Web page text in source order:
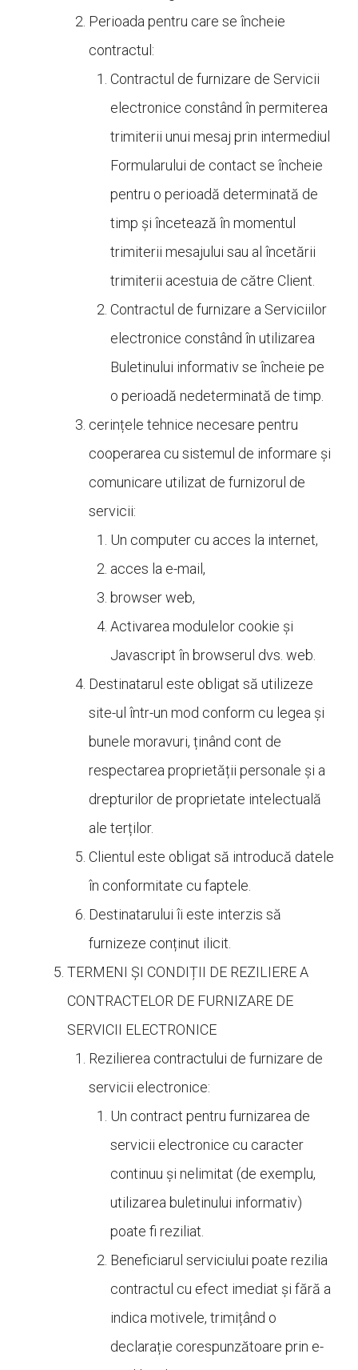
Perioada pentru care se încheie
contractul:
Contractul de furnizare de Servicii
electronice constând în permiterea
trimiterii unui mesaj prin intermediul
Formularului de contact se încheie
pentru o perioadă determinată de
timp și încetează în momentul
trimiterii mesajului sau al încetării
trimiterii acestuia de către Client.
Contractul de furnizare a Serviciilor
electronice constând în utilizarea
Buletinului informativ se încheie pe
o perioadă nedeterminată de timp.
cerințele tehnice necesare pentru
cooperarea cu sistemul de informare și
comunicare utilizat de furnizorul de
servicii:
Un computer cu acces la internet,
acces la e-mail,
browser web,
Activarea modulelor cookie și
Javascript în browserul dvs. web.
Destinatarul este obligat să utilizeze
site-ul într-un mod conform cu legea și
bunele moravuri, ținând cont de
respectarea proprietății personale și a
drepturilor de proprietate intelectuală
ale terților.
Clientul este obligat să introducă datele
în conformitate cu faptele.
Destinatarului îi este interzis să
furnizeze conținut ilicit.
TERMENI ȘI CONDIȚII DE REZILIERE A
CONTRACTELOR DE FURNIZARE DE
SERVICII ELECTRONICE
Rezilierea contractului de furnizare de
servicii electronice:
Un contract pentru furnizarea de
servicii electronice cu caracter
continuu și nelimitat (de exemplu,
utilizarea buletinului informativ)
poate fi reziliat.
Beneficiarul serviciului poate rezilia
contractul cu efect imediat și fără a
indica motivele, trimițând o
declarație corespunzătoare prin e-